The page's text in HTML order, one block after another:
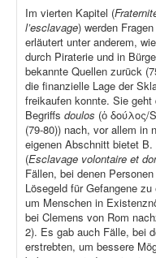
Im vierten Kapitel (
l’esclavage) werden
erläutert unter anderem,
durch Piraterie und in
bekannte Quellen zurück
die finanzielle Lage der
freikaufen konnte. Sie
Begriffs doulos (ὁ δούλος/
(79-80)) nach, vor allem in
eigenen Abschnitt bietet
(Esclavage volontaire et
Fällen, bei denen
Lösegeld für Gefangene
um Menschen in
bei Clemens von Rom
2). Es gab auch Fälle, bei
erstrebten, um bessere